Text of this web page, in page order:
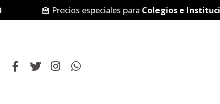
🏫 Precios especiales para Colegios e Instituciones